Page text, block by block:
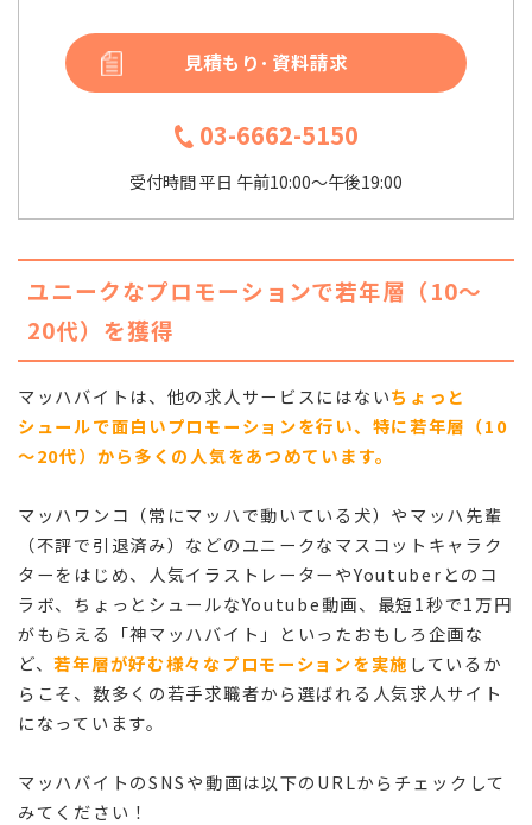
見積もり･資料請求
03-6662-5150
受付時間 平日 午前10:00～午後19:00
ユニークなプロモーションで若年層（10～
20代）を獲得
マッハバイトは、他の求人サービスにはないちょっと
シュールで面白いプロモーションを行い、特に若年層（10
～20代）から多くの人気をあつめています。
マッハワンコ（常にマッハで動いている犬）やマッハ先輩
（不評で引退済み）などのユニークなマスコットキャラク
ターをはじめ、人気イラストレーターやYoutuberとのコ
ラボ、ちょっとシュールなYoutube動画、最短1秒で1万円
がもらえる「神マッハバイト」といったおもしろ企画な
ど、若年層が好む様々なプロモーションを実施 しているか
らこそ、数多くの若手求職者から選ばれる人気求人サイト
になっています。
マッハバイトのSNSや動画は以下のURLからチェックして
みてください！